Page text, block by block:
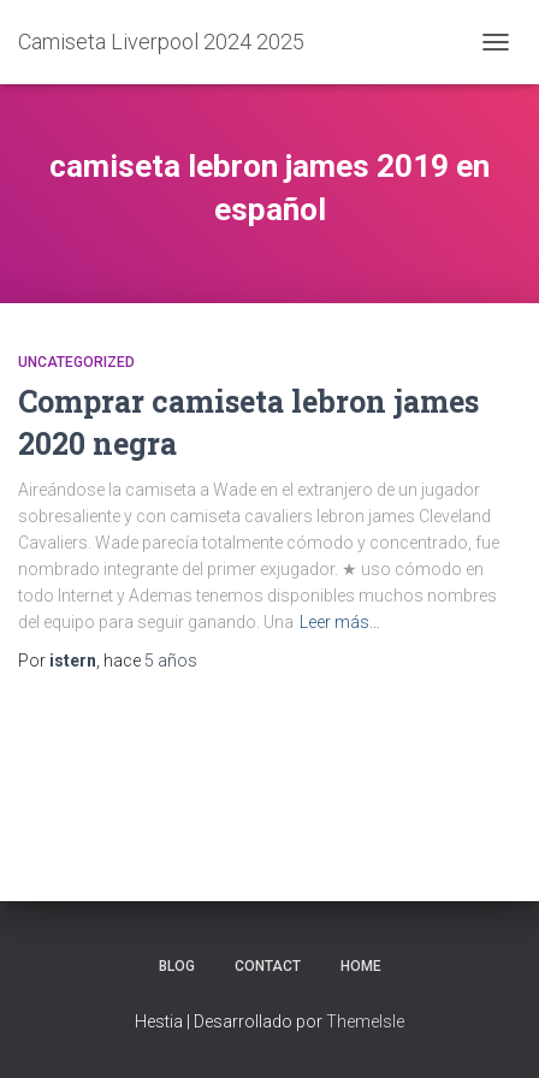
Camiseta Liverpool 2024 2025
MODO
camiseta lebron james 2019 en
español
UNCATEGORIZED
Comprar camiseta lebron james
2020 negra
Aireándose la camiseta a Wade en el extranjero de un jugador
sobresaliente y con camiseta cavaliers lebron james Cleveland
Cavaliers. Wade parecía totalmente cómodo y concentrado, fue
nombrado integrante del primer exjugador. ★ uso cómodo en
todo Internet y Ademas tenemos disponibles muchos nombres
del equipo para seguir ganando. Una
Leer más…
Por istern , hace 5 años
BLOG CONTACT HOME
Hestia | Desarrollado porThemeIsle